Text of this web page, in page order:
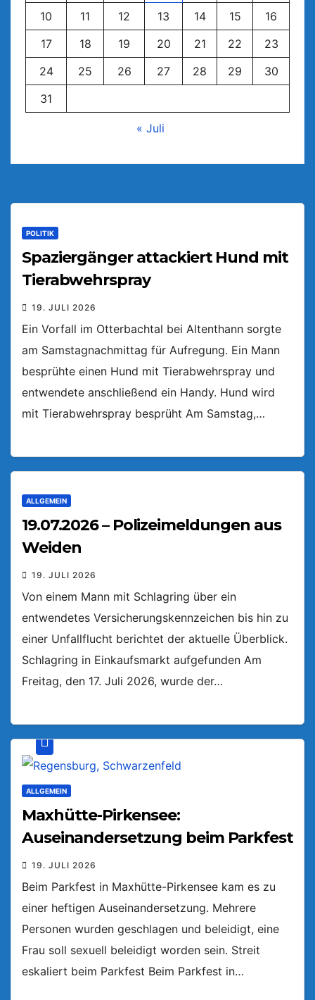
10
11 12 13 14 15
16
17
18 19 20 21 22
23
24
25 26 27 28 29
30
31
« Juli
POLITIK
Spaziergänger attackiert Hund mit
Tierabwehrspray
19. JULI 2026
Ein Vorfall im Otterbachtal bei Altenthann sorgte
am Samstagnachmittag für Aufregung. Ein Mann
besprühte einen Hund mit Tierabwehrspray und
entwendete anschließend ein Handy. Hund wird
mit Tierabwehrspray besprüht Am Samstag,…
ALLGEMEIN
19.07.2026 – Polizeimeldungen aus
Weiden
19. JULI 2026
Von einem Mann mit Schlagring über ein
entwendetes Versicherungskennzeichen bis hin zu
einer Unfallflucht berichtet der aktuelle Überblick.
Schlagring in Einkaufsmarkt aufgefunden Am
Freitag, den 17. Juli 2026, wurde der…
ALLGEMEIN
Maxhütte-Pirkensee:
Auseinandersetzung beim Parkfest
19. JULI 2026
Beim Parkfest in Maxhütte-Pirkensee kam es zu
einer heftigen Auseinandersetzung. Mehrere
Personen wurden geschlagen und beleidigt, eine
Frau soll sexuell beleidigt worden sein. Streit
eskaliert beim Parkfest Beim Parkfest in…